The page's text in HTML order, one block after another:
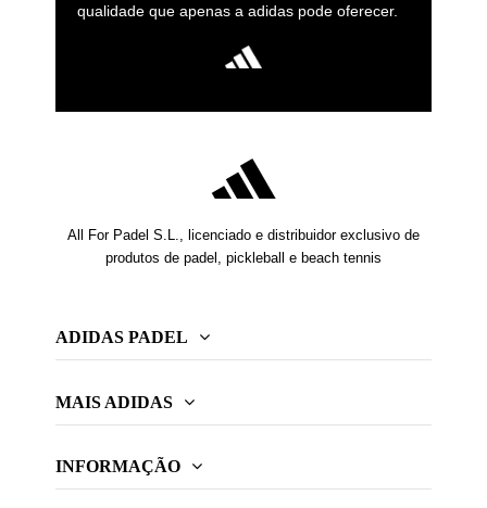
qualidade que apenas a adidas pode oferecer.
All For Padel S.L., licenciado e distribuidor exclusivo de
produtos de padel, pickleball e beach tennis
ADIDAS PADEL
MAIS ADIDAS
INFORMAÇÃO